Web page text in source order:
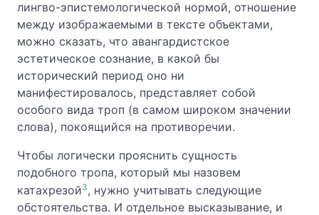
лингво-эпистемологической нормой, отношение
между изображаемыми в тексте объектами,
можно сказать, что авангардистское
эстетическое сознание, в какой бы
исторический период оно ни
манифестировалось, представляет собой
особого вида троп (в самом широком значении
слова), покоящийся на противоречии.
Чтобы логически прояснить сущность
подобного тропа, который мы назовем
катахрезой3, нужно учитывать следующие
обстоятельства. И отдельное высказывание, и